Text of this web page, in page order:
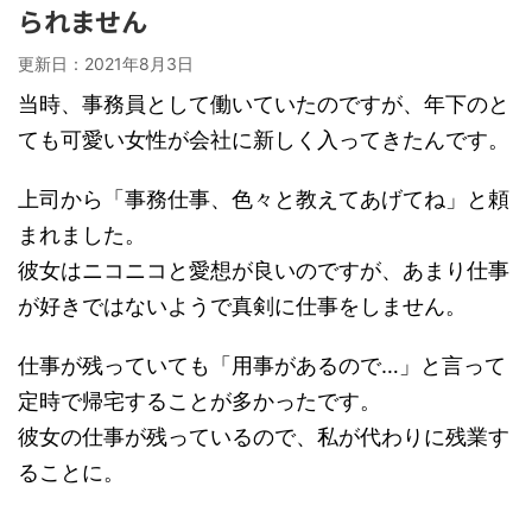
られません
更新日： 2021年8月3日
当時、事務員として働いていたのですが、年下のと
ても可愛い女性が会社に新しく入ってきたんです。
上司から「事務仕事、色々と教えてあげてね」と頼
まれました。
彼女はニコニコと愛想が良いのですが、あまり仕事
が好きではないようで真剣に仕事をしません。
仕事が残っていても「用事があるので…」と言って
定時で帰宅することが多かったです。
彼女の仕事が残っているので、私が代わりに残業す
ることに。